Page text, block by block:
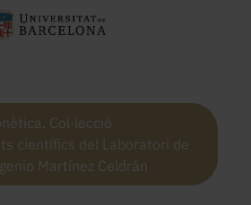
Col·lecció
científics del Laboratori de
Martínez Celdrán